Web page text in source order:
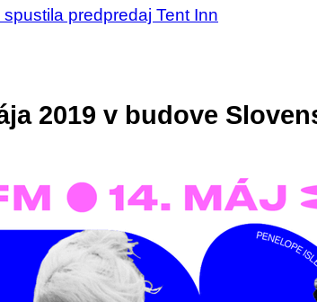
predpredaj Tent Inn
2019 v budove